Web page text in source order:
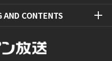
AND CONTENTS